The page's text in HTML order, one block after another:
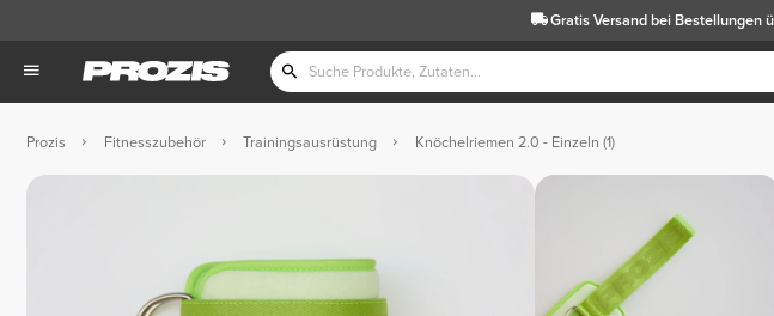
Gratis Versandbei Bestellungen
Prozis Fitnesszubehör Trainingsausrüstung Knöchelriemen 2.0 - Einzeln (1)